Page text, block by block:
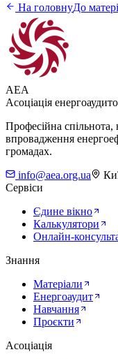
На головнуДо
AEA
Асоціація
Професійна спільнота,
впровадження
громадах.
info@aea.org.ua
Сервіси
Єдине вікно
Калькулятори
Онлайн-
Знання
Матеріали
Енергоаудит
Навчання
Проєкти
Асоціація